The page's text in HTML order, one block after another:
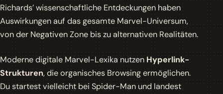
Richards’ wissenschaftliche Entdeckungen haben
Auswirkungen auf das gesamte Marvel-Universum,
von der Negativen Zone bis zu alternativen Realitäten.
Moderne digitale Marvel-Lexika nutzenHyperlink-
Strukturen, die organisches Browsing ermöglichen.
Du startest vielleicht bei Spider-Man und landest